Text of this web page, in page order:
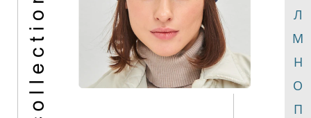
Л
М
Н
О
П